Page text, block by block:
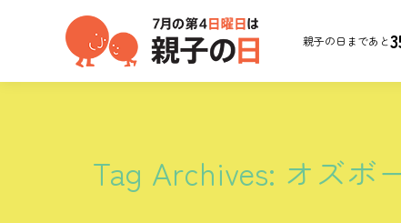
親子の日まであと
Tag Archives: オズボ